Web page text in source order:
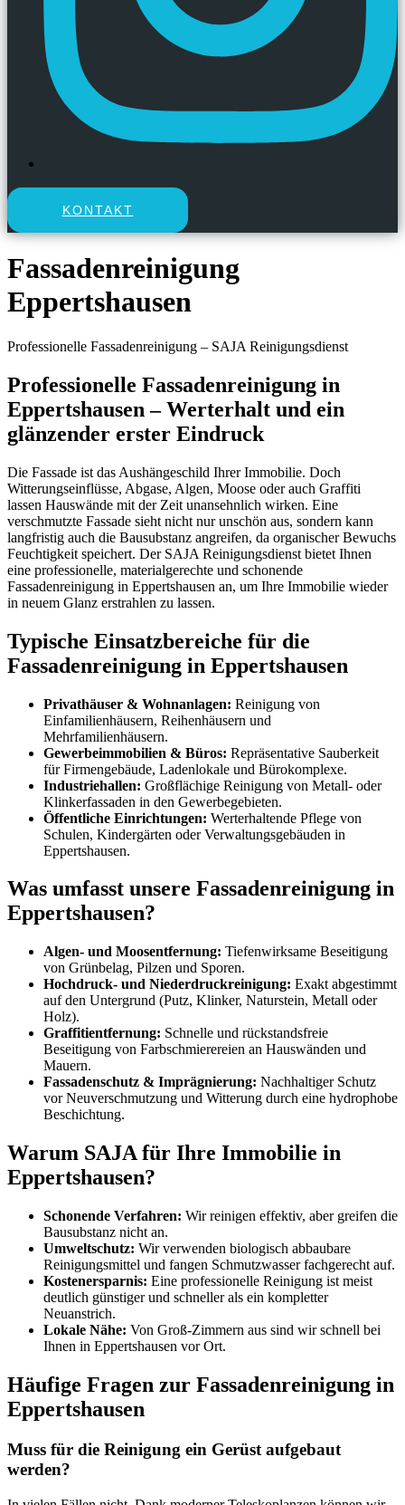
KONTAKT
Fassadenreinigung
Eppertshausen
Professionelle Fassadenreinigung – SAJA Reinigungsdienst
Professionelle Fassadenreinigung in
Eppertshausen – Werterhalt und ein
glänzender erster Eindruck
Die Fassade ist das Aushängeschild Ihrer Immobilie. Doch
Witterungseinflüsse, Abgase, Algen, Moose oder auch Graffiti
lassen Hauswände mit der Zeit unansehnlich wirken. Eine
verschmutzte Fassade sieht nicht nur unschön aus, sondern kann
langfristig auch die Bausubstanz angreifen, da organischer Bewuchs
Feuchtigkeit speichert. Der SAJA Reinigungsdienst bietet Ihnen
eine professionelle, materialgerechte und schonende
Fassadenreinigung in Eppertshausen an, um Ihre Immobilie wieder
in neuem Glanz erstrahlen zu lassen.
Typische Einsatzbereiche für die
Fassadenreinigung in Eppertshausen
Privathäuser & Wohnanlagen: Reinigung von
Einfamilienhäusern, Reihenhäusern und
Mehrfamilienhäusern.
Gewerbeimmobilien & Büros: Repräsentative Sauberkeit
für Firmengebäude, Ladenlokale und Bürokomplexe.
Industriehallen: Großflächige Reinigung von Metall- oder
Klinkerfassaden in den Gewerbegebieten.
Öffentliche Einrichtungen: Werterhaltende Pflege von
Schulen, Kindergärten oder Verwaltungsgebäuden in
Eppertshausen.
Was umfasst unsere Fassadenreinigung in
Eppertshausen?
Algen- und Moosentfernung: Tiefenwirksame Beseitigung
von Grünbelag, Pilzen und Sporen.
Hochdruck- und Niederdruckreinigung: Exakt abgestimmt
auf den Untergrund (Putz, Klinker, Naturstein, Metall oder
Holz).
Graffitientfernung: Schnelle und rückstandsfreie
Beseitigung von Farbschmierereien an Hauswänden und
Mauern.
Fassadenschutz & Imprägnierung: Nachhaltiger Schutz
vor Neuverschmutzung und Witterung durch eine hydrophobe
Beschichtung.
Warum SAJA für Ihre Immobilie in
Eppertshausen?
Schonende Verfahren: Wir reinigen effektiv, aber greifen die
Bausubstanz nicht an.
Umweltschutz: Wir verwenden biologisch abbaubare
Reinigungsmittel und fangen Schmutzwasser fachgerecht auf.
Kostenersparnis: Eine professionelle Reinigung ist meist
deutlich günstiger und schneller als ein kompletter
Neuanstrich.
Lokale Nähe: Von Groß-Zimmern aus sind wir schnell bei
Ihnen in Eppertshausen vor Ort.
Häufige Fragen zur Fassadenreinigung in
Eppertshausen
Muss für die Reinigung ein Gerüst aufgebaut
werden?